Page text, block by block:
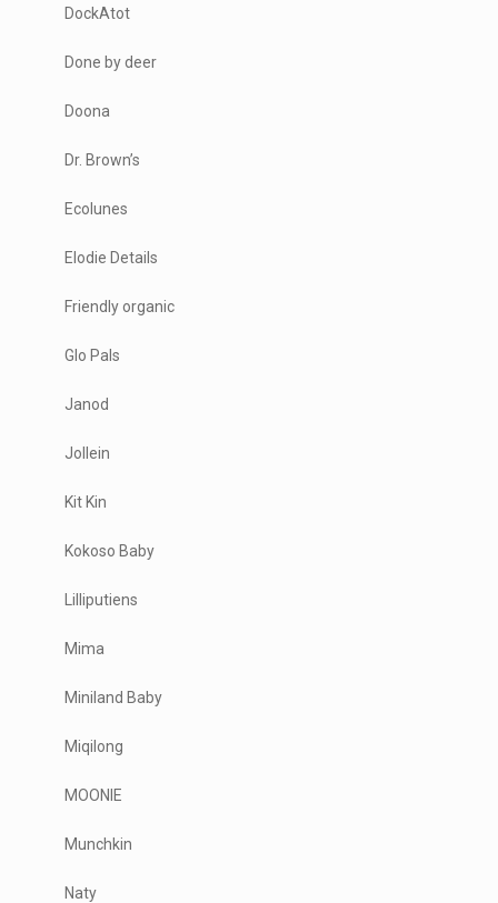
DockAtot
Done by deer
Doona
Dr. Brown’s
Ecolunes
Elodie Details
Friendly organic
Glo Pals
Janod
Jollein
Kit Kin
Kokoso Baby
Lilliputiens
Mima
Miniland Baby
Miqilong
MOONIE
Munchkin
Naty